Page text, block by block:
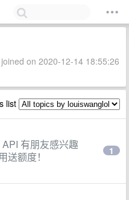
on 2020-12-14 18:55:26
list
有朋友感兴趣
额度！
1